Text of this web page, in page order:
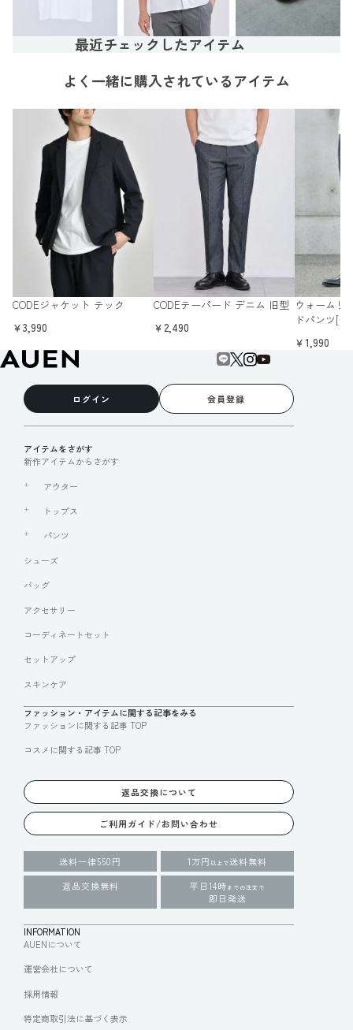
最近チェックしたアイテム
よく一緒に購入されているアイテム
CODEジャケット テック
￥3,990
CODEテーパード デニム 旧型
￥2,490
ウォームリ
ドパンツ[
￥1,990
ログイン 会員登録
アイテムをさがす
新作アイテムからさがす
アウター
トップス
パンツ
シューズ
バッグ
アクセサリー
コーディネートセット
セットアップ
スキンケア
ファッション・アイテムに関する記事をみる
ファッションに関する記事 TOP
コスメに関する記事 TOP
返品交換について
ご利用ガイド/お問い合わせ
送料一律550円 1万円 以上で送料無料
返品交換無料
平日14時 までの注文で
即日発送
INFORMATION
AUENについて
運営会社について
採用情報
特定商取引法に基づく表示